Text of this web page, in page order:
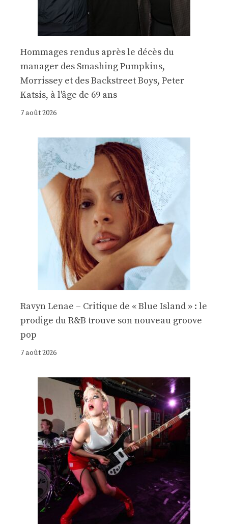
Hommages rendus après le décès du
manager des Smashing Pumpkins,
Morrissey et des Backstreet Boys, Peter
Katsis, à l'âge de 69 ans
7 août 2026
Ravyn Lenae – Critique de « Blue Island » : le
prodige du R&B trouve son nouveau groove
pop
7 août 2026